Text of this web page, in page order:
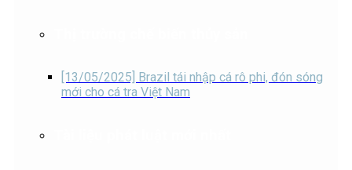
[13/05/2025] Brazil tái nhập cá rô phi, đón sóng
mới cho cá tra Việt Nam